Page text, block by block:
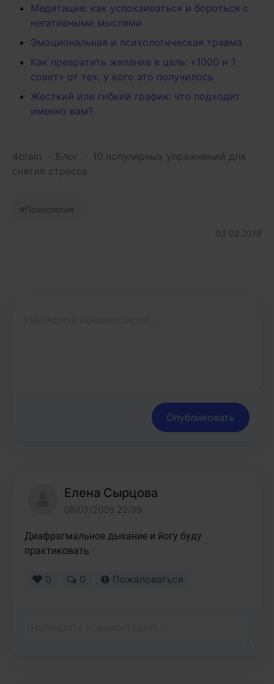
Медитация: как успокаиваться и бороться с
негативными мыслями
Эмоциональная и психологическая травма
Как превратить желание в цель: «1000 и 1
совет» от тех, у кого это получилось
Жесткий или гибкий график: что подходит
именно вам?
4brain Блог
10 популярных упражнений для
снятия стресса
Психология
03.02.2018
Опубликовать
Елена Сырцова
08/07/2026 22:39
Диафрагмальное дыхание и йогу буду
практиковать
0 0 Пожаловаться